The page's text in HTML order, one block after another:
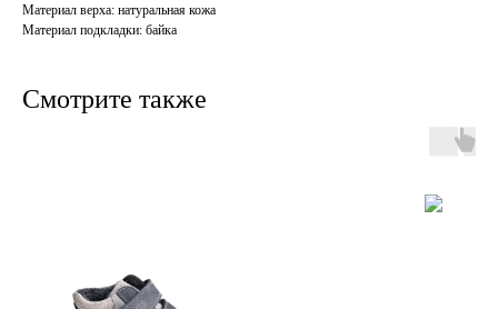
Материал верха: натуральная кожа
Материал подкладки: байка
Смотрите также